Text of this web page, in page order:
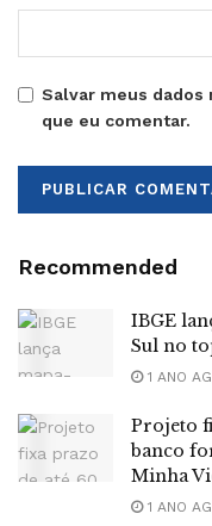
Salvar meus dados
que eu comentar.
Recommended
IBGE
Sul no
1 ANO
Projeto
banco
Minha
1 ANO